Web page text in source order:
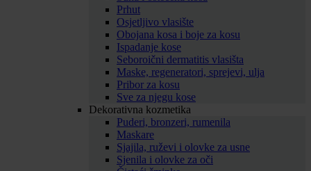
Prhut
Osjetljivo vlasište
Obojana kosa i boje za kosu
Ispadanje kose
Seboroični dermatitis vlasišta
Maske, regeneratori, sprejevi, ulja
Pribor za kosu
Sve za njegu kose
Dekorativna kozmetika
Puderi, bronzeri, rumenila
Maskare
Sjajila, ruževi i olovke za usne
Sjenila i olovke za oči